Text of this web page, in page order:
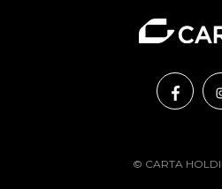
© CARTA